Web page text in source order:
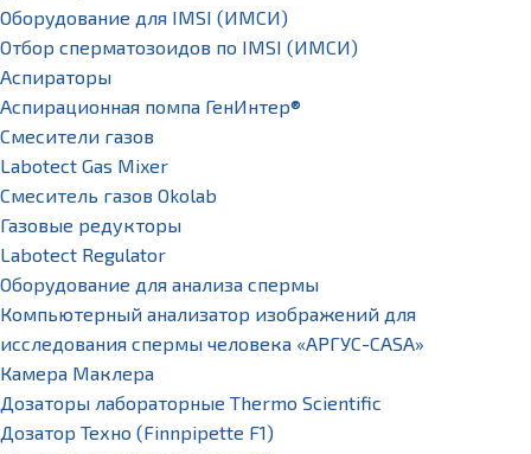
Оборудование для IMSI (ИМСИ)
Отбор сперматозоидов по IMSI (ИМСИ)
Аспираторы
Аспирационная помпа ГенИнтер®
Смесители газов
Labotect Gas Mixer
Смеситель газов Okolab
Газовые редукторы
Labotect Regulator
Оборудование для анализа спермы
Компьютерный анализатор изображений для
исследования спермы человека «АРГУС-CASA»
Камера Маклера
Дозаторы лабораторные Thermo Scientific
Дозатор Техно (Finnpipette F1)